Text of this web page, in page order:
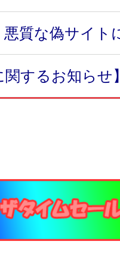
悪質な偽サイト
関するお知らせ